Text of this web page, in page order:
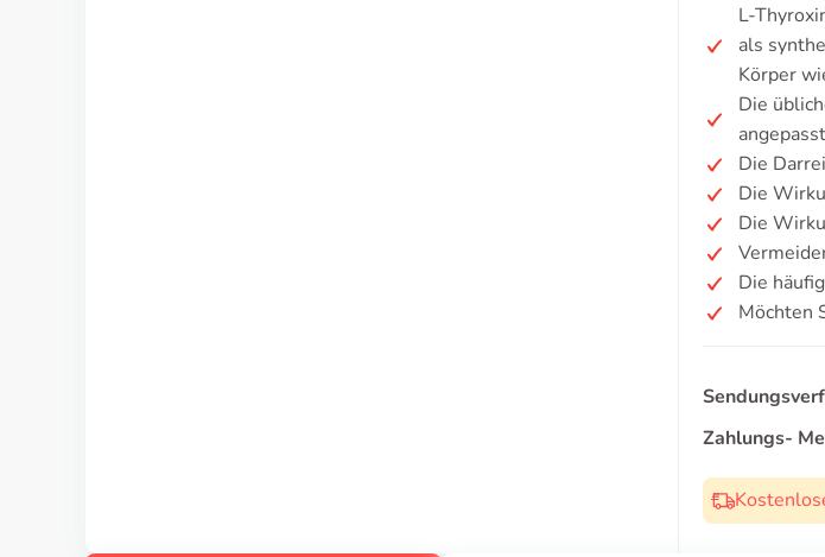
L-
als
Körper
Die
Die
Die
Die
Die
Möchten
Zahlungs-